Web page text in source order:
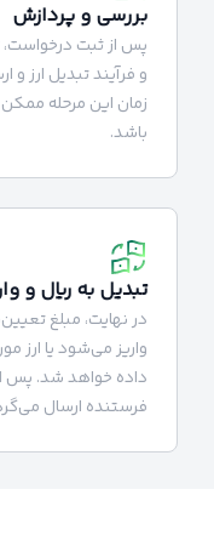
بررسی و پردازش
پس از ثبت درخواست،
و فرآیند تبدیل ارز و
زمان این مرحله
باشد.
تبدیل به ریال و
در نهایت، مبلغ
واریز می‌شود یا ارز
داده خواهد شد. پس از
فرستنده ارسال